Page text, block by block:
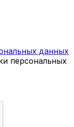
данных
персональных